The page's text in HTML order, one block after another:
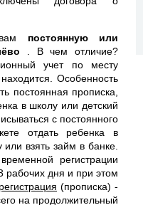
постоянную или
. В чем отличие?
учет по месту
Особенность
постоянная прописка,
в школу или детский
с постоянного
отдать ребенка в
взять займ в банке.
регистрации
рабочих дня и при этом
(прописка) -
на продолжительный